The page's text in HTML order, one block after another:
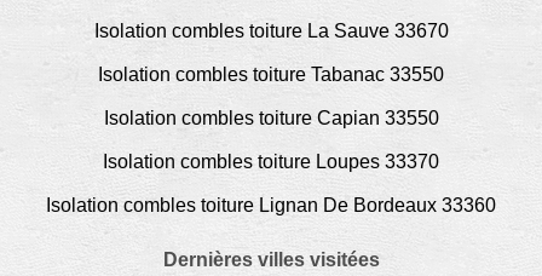
Isolation combles toiture La Sauve 33670
Isolation combles toiture Tabanac 33550
Isolation combles toiture Capian 33550
Isolation combles toiture Loupes 33370
Isolation combles toiture Lignan De Bordeaux 33360
Dernières villes visitées